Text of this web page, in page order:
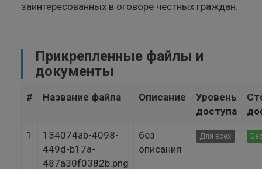
заинтересованных в оговоре честных граждан.
Прикрепленные файлы и
документы
# Название файла Описание
Уровень
доступа
1
134074ab-4098-
449d-b17a-
487a30f0382b.png
без
описания
Для всех